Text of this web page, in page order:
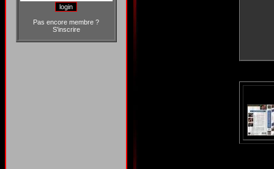
Pas encore membre ?
S'inscrire